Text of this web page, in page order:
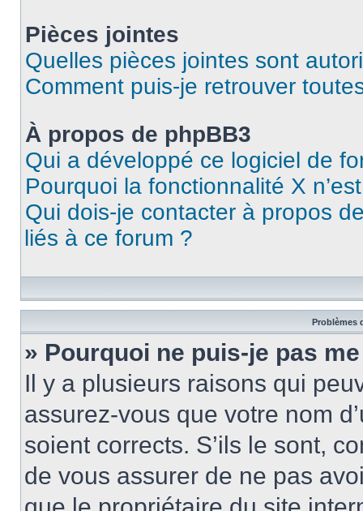
Pièces jointes
Quelles pièces jointes sont
Comment puis-je retrouver
À propos de phpBB3
Qui a développé ce logiciel de
Pourquoi la fonctionnalité X
Qui dois-je contacter à propos
liés à ce forum ?
Problèmes
» Pourquoi ne puis-je pas
Il y a plusieurs raisons qui
assurez-vous que votre nom
soient corrects. S’ils le sont,
de vous assurer de ne pas